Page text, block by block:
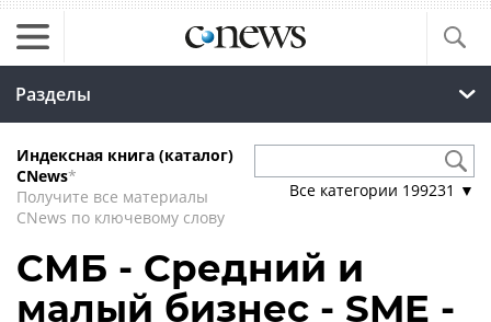
Разделы
Индексная книга (каталог)
CNews*
Получите все материалы
CNews по ключевому слову
Все категории 199231 ▼
СМБ - Средний и
малый бизнес - SME -